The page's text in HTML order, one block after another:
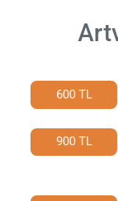
600 TL
900 TL